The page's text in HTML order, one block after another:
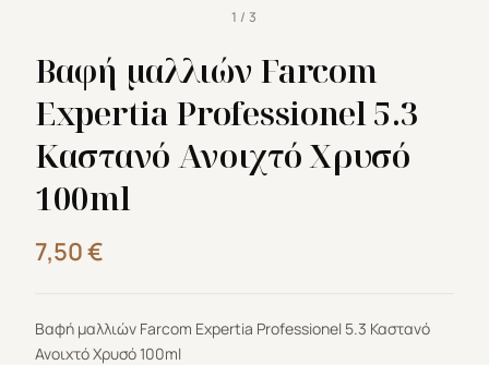
1 / 3
Βαφή μαλλιών Farcom
Expertia Professionel 5.3
Καστανό Ανοιχτό Χρυσό
100ml
7,50€
Βαφή μαλλιών Farcom Expertia Professionel 5.3 Καστανό
Ανοιχτό Χρυσό 100ml